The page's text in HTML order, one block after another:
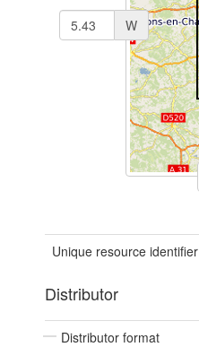
W
Unique resource identifier
Distributor
Distributor format